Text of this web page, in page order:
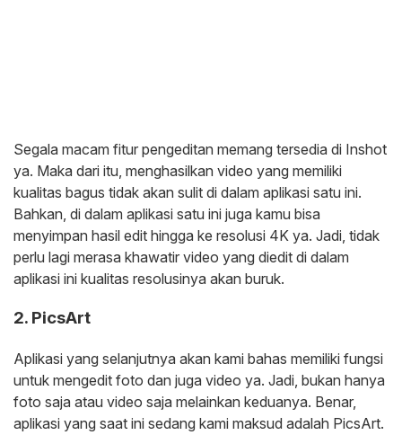
Segala macam fitur pengeditan memang tersedia di Inshot
ya. Maka dari itu, menghasilkan video yang memiliki
kualitas bagus tidak akan sulit di dalam aplikasi satu ini.
Bahkan, di dalam aplikasi satu ini juga kamu bisa
menyimpan hasil edit hingga ke resolusi 4K ya. Jadi, tidak
perlu lagi merasa khawatir video yang diedit di dalam
aplikasi ini kualitas resolusinya akan buruk.
2. PicsArt
Aplikasi yang selanjutnya akan kami bahas memiliki fungsi
untuk mengedit foto dan juga video ya. Jadi, bukan hanya
foto saja atau video saja melainkan keduanya. Benar,
aplikasi yang saat ini sedang kami maksud adalah PicsArt.